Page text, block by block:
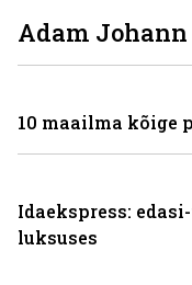
Adam
10 maailma kõige
Idaekspress:
luksuses